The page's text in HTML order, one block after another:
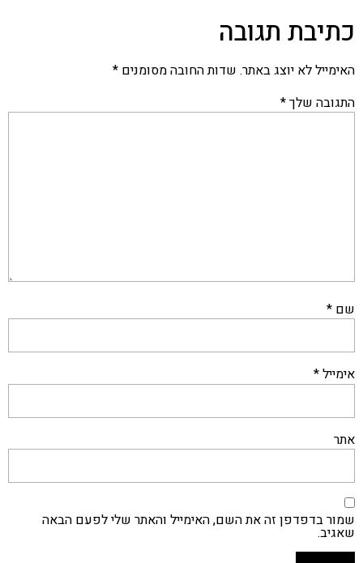
כתיבת תגובה
האימייל לא יוצג באתר. שדות החובה מסומנים *
התגובה שלך*
שם *
אימייל*
אתר
שמור בדפדפן זה את השם, האימייל והאתר שלי לפעם הבאה
שאגיב.